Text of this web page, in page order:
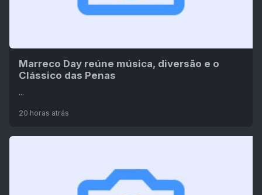
Marreco Day reúne música, diversão e o
Clássico das Penas
...
20 horas atrás